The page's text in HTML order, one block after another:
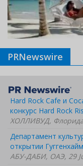
PRNewswire
Hard Rock Cafe и
конкурс Hard Rock
ХОЛЛИВУД,
Департамент
открытии
АБУ-ДАБИ, ОАЭ, 29